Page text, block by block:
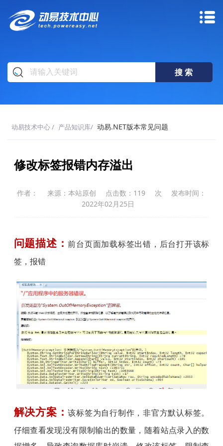
动易技术中心/ 产品知识库/ 动易.NET版本常见问题
修改标签报错内存溢出
作者： 来源：本站原创 点击数： 119 次
发布时间：
2022年02月25日
问题描述：前台页面加载标签出错，后台打开该标
签，报错
解决方案：该标签为自行制作，非官方默认标签。
仔细查看发现没有限制输出的数量，随着站点录入的数